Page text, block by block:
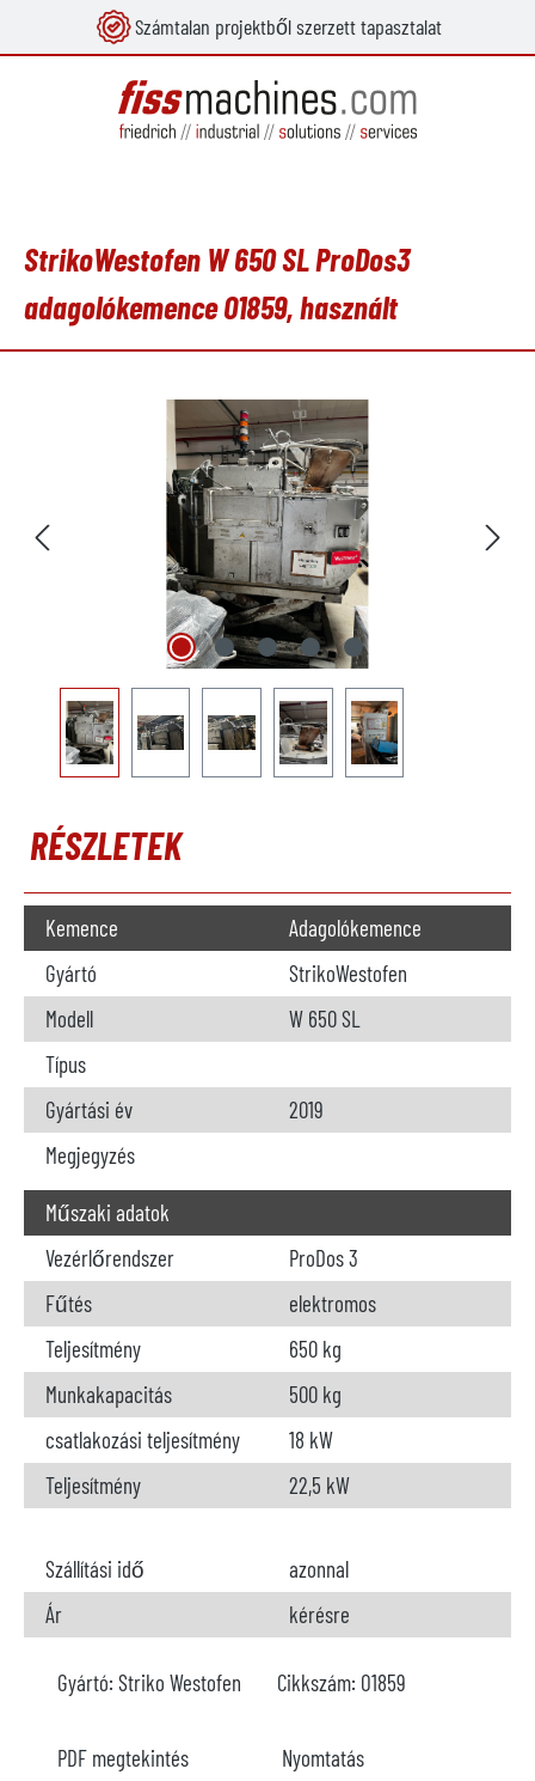
Számtalan projektből szerzett tapasztalat
StrikoWestofen W 650 SL ProDos3
adagolókemence O1859, használt
RÉSZLETEK
Kemence
Adagolókemence
Gyártó
StrikoWestofen
Modell
W 650 SL
Típus
Gyártási év
2019
Megjegyzés
Műszaki adatok
Vezérlőrendszer
ProDos 3
Fűtés
elektromos
Teljesítmény
650 kg
Munkakapacitás
500 kg
csatlakozási teljesítmény
18 kW
Teljesítmény
22,5 kW
Szállítási idő
azonnal
Ár
kérésre
Gyártó: Striko Westofen Cikkszám: O1859
PDF megtekintés Nyomtatás